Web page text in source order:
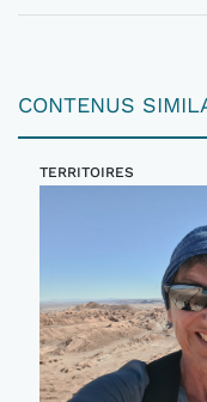
CONTENUS
TERRITOIRES